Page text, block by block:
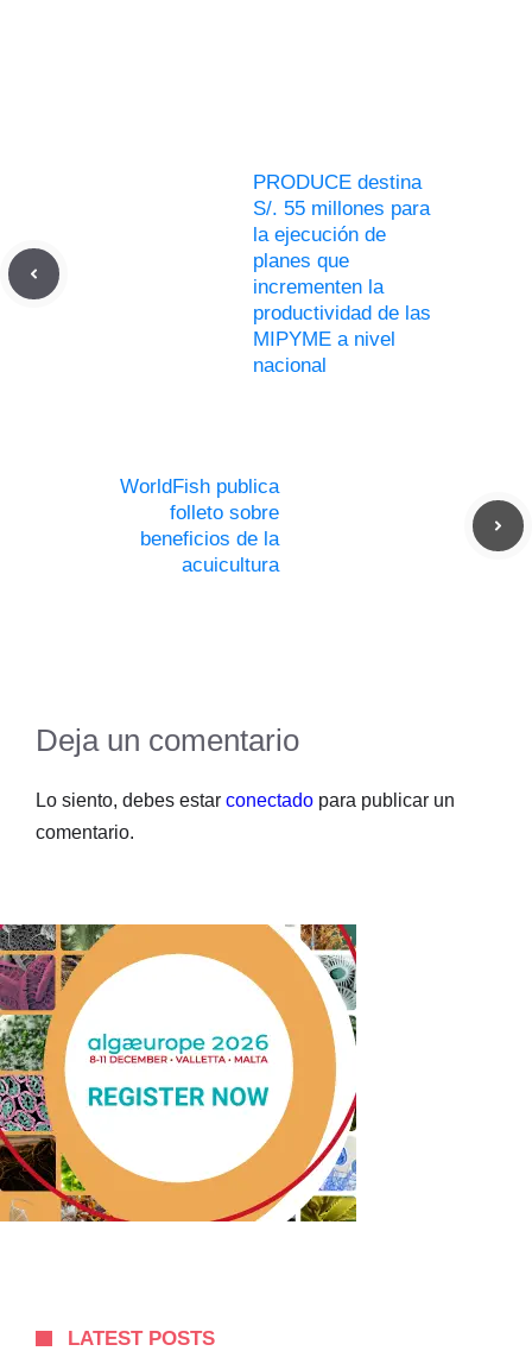
PRODUCE destina
S/. 55 millones para
la ejecución de
planes que
incrementen la
productividad de las
MIPYME a nivel
nacional
WorldFish publica
folleto sobre
beneficios de la
acuicultura
Deja un comentario
Lo siento, debes estar conectado para publicar un
comentario.
LATEST POSTS